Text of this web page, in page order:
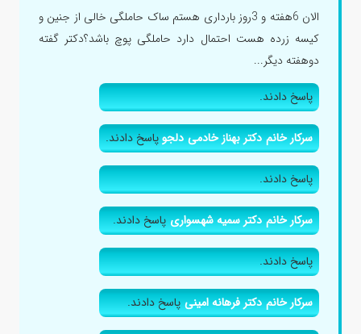
الان 6هفته و 3روز بارداری هستم ساک حاملگی خالی از جنین و
کیسه زرده هست احتمال دارد حاملگی پوچ باشد؟دکتر گفته
دوهفته دیگر...
پاسخ دادند.
سرکار خانم دکتر بهناز خادمی دلجوپاسخ دادند.
پاسخ دادند.
سرکار خانم دکتر سمیه شهسواریپاسخ دادند.
پاسخ دادند.
سرکار خانم دکتر فرهانه امینیپاسخ دادند.